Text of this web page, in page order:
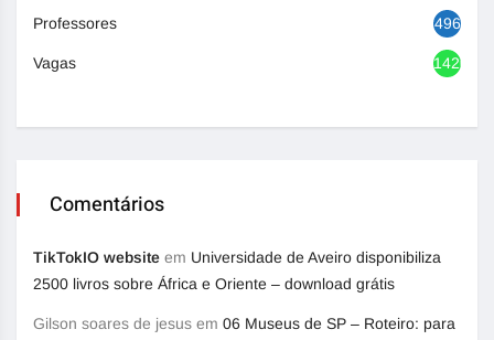
Professores 496
Vagas 1420
Comentários
TikTokIO website em Universidade de Aveiro disponibiliza
2500 livros sobre África e Oriente – download grátis
Gilson soares de jesus em 06 Museus de SP – Roteiro: para